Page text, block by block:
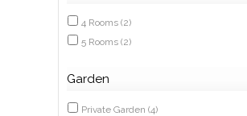
4 Rooms (2)
5 Rooms (2)
Garden
Private Garden (4)